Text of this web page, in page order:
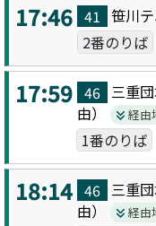
17:46 41 笹川
2番のりば
17:59 46 三重
由）
経由
1番のりば
18:14 46 三重
由）
経由